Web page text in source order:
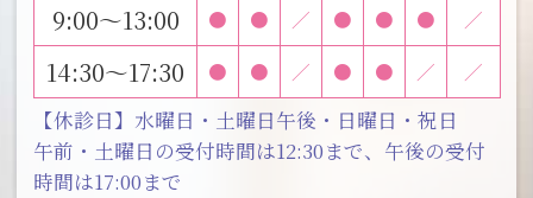
【休診日】水曜日・土曜日午後・日曜日・祝日
午前・土曜日の受付時間は12:30まで、午後の受付
時間は17:00まで
9:00～13:00 ● ● ／ ● ● ● ／
14:30～17:30 ● ● ／ ● ● ／ ／